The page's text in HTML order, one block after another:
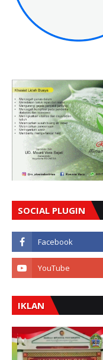
SOCIAL PLUGIN
IKLAN